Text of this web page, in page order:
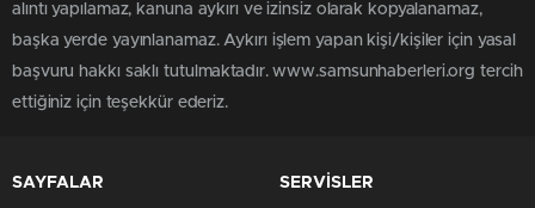
alıntı yapılamaz, kanuna aykırı ve izinsiz olarak kopyalanamaz,
başka yerde yayınlanamaz. Aykırı işlem yapan kişi/kişiler için yasal
başvuru hakkı saklı tutulmaktadır. www.samsunhaberleri.org tercih
ettiğiniz için teşekkür ederiz.
SAYFALAR SERVİSLER